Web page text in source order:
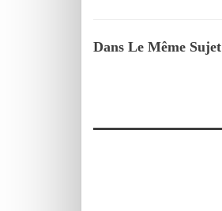
Dans Le Même Sujet